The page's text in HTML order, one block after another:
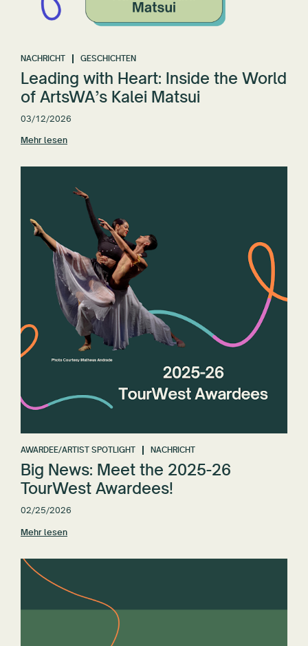
NACHRICHT GESCHICHTEN
Leading with Heart: Inside the World
of ArtsWA’s Kalei Matsui
03/12/2026
Mehr lesen
AWARDEE/ARTIST SPOTLIGHT NACHRICHT
Big News: Meet the 2025-26
TourWest Awardees!
02/25/2026
Mehr lesen